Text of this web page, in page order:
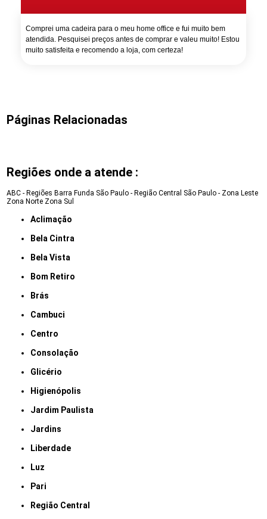
Comprei uma cadeira para o meu home office e fui muito bem
atendida. Pesquisei preços antes de comprar e valeu muito! Estou
muito satisfeita e recomendo a loja, com certeza!
Páginas Relacionadas
Regiões onde a atende :
ABC - Regiões Barra Funda São Paulo - Região Central São Paulo - Zona Leste
Zona Norte Zona Sul
Aclimação
Bela Cintra
Bela Vista
Bom Retiro
Brás
Cambuci
Centro
Consolação
Glicério
Higienópolis
Jardim Paulista
Jardins
Liberdade
Luz
Pari
Região Central